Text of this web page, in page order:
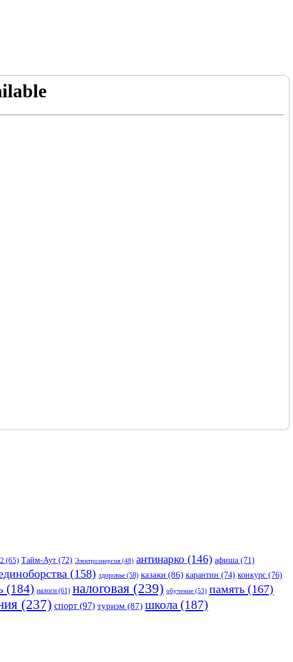
(65) Тайм-Аут (72) Электроэнергия (48) антинарко (146) афиша (71)
(158) здоровье (58) казаки (86) карантин (74) конкурс (76)
(184) налоги (61) налоговая (239) обучение (53) память (167)
(237) спорт (97) туризм (87) школа (187)